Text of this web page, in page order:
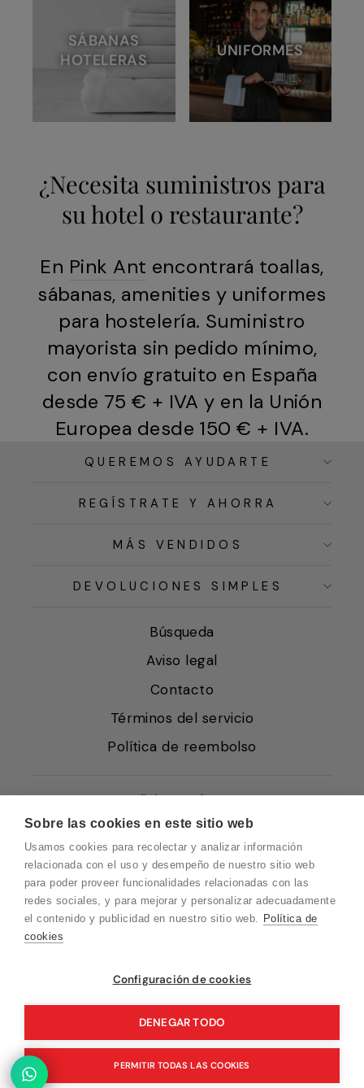
Sobre las cookies en este sitio web
Usamos cookies para recolectar y analizar información
relacionada con el uso y desempeño de nuestro sitio web
para poder proveer funcionalidades relacionadas con las
redes sociales, y para mejorar y personalizar adecuadamente
el contenido y publicidad en nuestro sitio web. Política de
cookies
Configuración de cookies
DENEGAR TODO
PERMITIR TODAS LAS COOKIES
SÁBANAS
HOTELERAS
UNIFORMES
¿Necesita suministros para
su hotel o restaurante?
En Pink Ant encontrará toallas,
sábanas, amenities y uniformes
para hostelería. Suministro
mayorista sin pedido mínimo,
con envío gratuito en España
desde 75 € + IVA y en la Unión
Europea desde 150 € + IVA.
QUEREMOS AYUDARTE
REGÍSTRATE Y AHORRA
MÁS VENDIDOS
DEVOLUCIONES SIMPLES
Búsqueda
Aviso legal
Contacto
Términos del servicio
Política de reembolso
Condiciones de Venta
Quiénes somos
Política de Cookies
Protección de Datos
Blog EN
Blog DE
Blog IT
Vuelvo en un momento. Recuerda que
nuestro horario de atención al cliente es de